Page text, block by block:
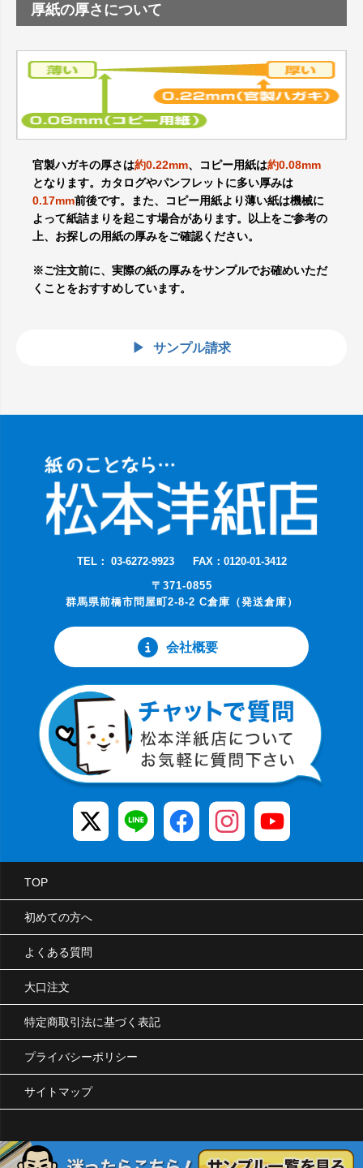
厚紙の厚さについて
官製ハガキの厚さは約0.22mm、コピー用紙は約0.08mm
となります。カタログやパンフレットに多い厚みは
0.17mm前後です。また、コピー用紙より薄い紙は機械に
よって紙詰まりを起こす場合があります。以上をご参考の
上、お探しの用紙の厚みをご確認ください。
※ご注文前に、実際の紙の厚みをサンプルでお確めいただ
くことをおすすめしています。
サンプル請求
TEL： 03-6272-9923
FAX：0120-01-3412
〒371-0855
群馬県前橋市問屋町2-8-2 C倉庫（発送倉庫）
会社概要
TOP
初めての方へ
よくある質問
大口注文
特定商取引法に基づく表記
プライバシーポリシー
サイトマップ